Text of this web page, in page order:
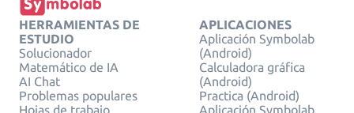
HERRAMIENTAS DE
ESTUDIO
Solucionador
Matemático de IA
AI Chat
Problemas populares
APLICACIONES
Aplicación Symbolab
(Android)
Calculadora gráfica
(Android)
Practica (Android)